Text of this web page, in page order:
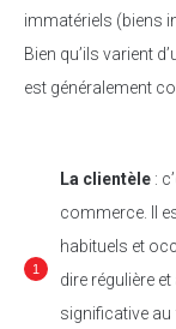
immatériels (biens
Bien qu’ils varient
est généralement
La clientèle :
commerce. Il
habituels et
dire régulière
significative